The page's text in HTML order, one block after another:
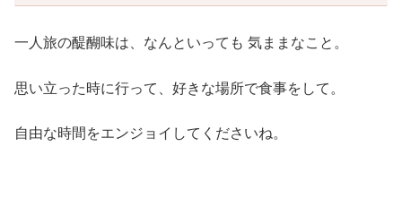
一人旅の醍醐味は、なんといっても 気ままなこと。
思い立った時に行って、好きな場所で食事をして。
自由な時間をエンジョイしてくださいね。